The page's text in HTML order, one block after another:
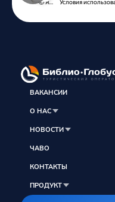
ВАКАНСИИ
О НАС
НОВОСТИ
ЧАВО
КОНТАКТЫ
ПРОДУКТ